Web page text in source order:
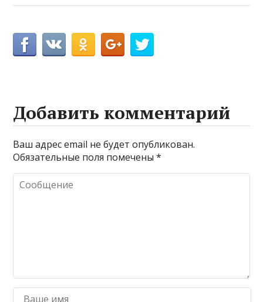
Добавить комментарий
Ваш адрес email не будет опубликован.
Обязательные поля помечены*